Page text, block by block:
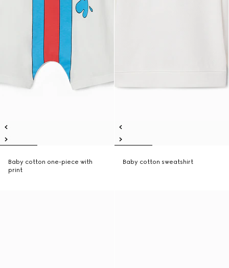
Baby cotton one-piece with
print
Baby cotton sweatshirt